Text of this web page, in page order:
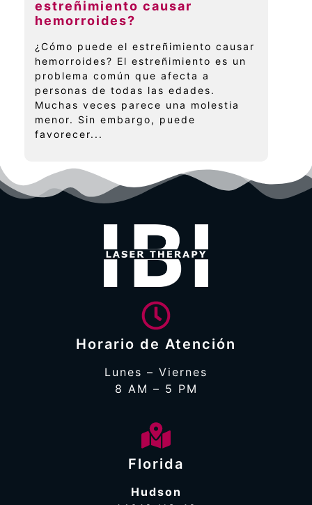
estreñimiento causar
hemorroides?
¿Cómo puede el estreñimiento causar
hemorroides? El estreñimiento es un
problema común que afecta a
personas de todas las edades.
Muchas veces parece una molestia
menor. Sin embargo, puede
favorecer...
Horario de Atención
Lunes – Viernes
8 AM – 5 PM
Florida
Hudson